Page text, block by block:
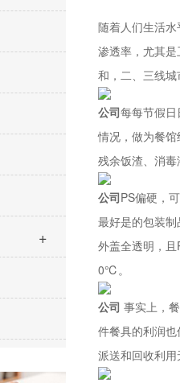
+
随着人们生活
渗透率，尤其
和，二、三线城
公司每每节假
情况，做为餐
残余饭渣、消
公司PS偏硬，
最好是的包装
外盖全透明，
0℃。
公司 事实上，
件餐具的利润
派送和回收利用